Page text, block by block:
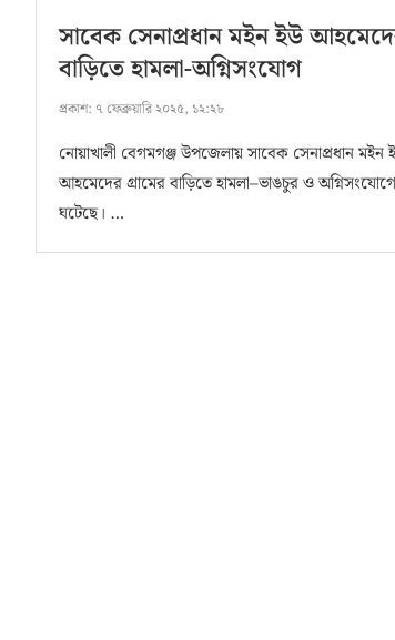
সাবেক সেনাপ্রধান মইন ইউ
বাড়িতে হামলা-অগ্নিসংযোগ
প্রকাশ: ৭ ফেব্রুয়ারি ২০২৫, ১২:২৮
নোয়াখালী বেগমগঞ্জ উপজেলায় সাবেক সেনাপ্রধান মইন
আহমেদের গ্রামের বাড়িতে হামলা–ভাঙচুর ও
ঘটেছে। …